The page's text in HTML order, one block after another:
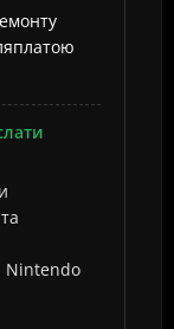
Nintendo